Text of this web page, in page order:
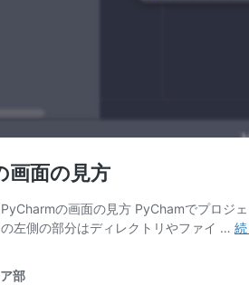
画面の見方
の画面の見方 PyChamでプロジ
左側の部分はディレクトリやファイ …
部